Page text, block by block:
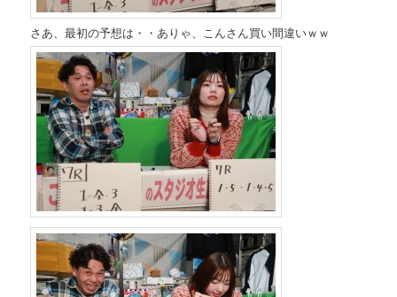
さあ、最初の予想は・・ありゃ、こんさん買い間違いｗｗ